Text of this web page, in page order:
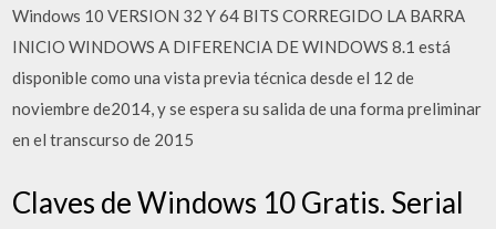
Windows 10 VERSION 32 Y 64 BITS CORREGIDO LA BARRA
INICIO WINDOWS A DIFERENCIA DE WINDOWS 8.1 está
disponible como una vista previa técnica desde el 12 de
noviembre de2014, y se espera su salida de una forma preliminar
en el transcurso de 2015
Claves de Windows 10 Gratis. Serial